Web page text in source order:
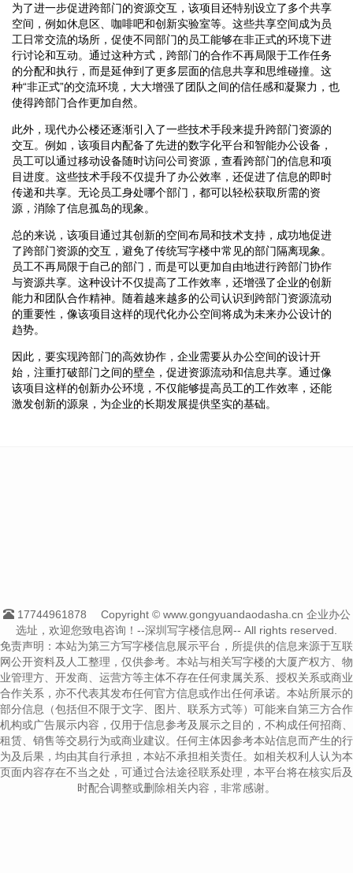
为了进一步促进跨部门的资源交互，该项目还特别设立了多个共享
空间，例如休息区、咖啡吧和创新实验室等。这些共享空间成为员
工日常交流的场所，促使不同部门的员工能够在非正式的环境下进
行讨论和互动。通过这种方式，跨部门的合作不再局限于工作任务
的分配和执行，而是延伸到了更多层面的信息共享和思维碰撞。这
种“非正式”的交流环境，大大增强了团队之间的信任感和凝聚力，也
使得跨部门合作更加自然。
此外，现代办公楼还逐渐引入了一些技术手段来提升跨部门资源的
交互。例如，该项目内配备了先进的数字化平台和智能办公设备，
员工可以通过移动设备随时访问公司资源，查看跨部门的信息和项
目进度。这些技术手段不仅提升了办公效率，还促进了信息的即时
传递和共享。无论员工身处哪个部门，都可以轻松获取所需的资
源，消除了信息孤岛的现象。
总的来说，该项目通过其创新的空间布局和技术支持，成功地促进
了跨部门资源的交互，避免了传统写字楼中常见的部门隔离现象。
员工不再局限于自己的部门，而是可以更加自由地进行跨部门协作
与资源共享。这种设计不仅提高了工作效率，还增强了企业的创新
能力和团队合作精神。随着越来越多的公司认识到跨部门资源流动
的重要性，像该项目这样的现代化办公空间将成为未来办公设计的
趋势。
因此，要实现跨部门的高效协作，企业需要从办公空间的设计开
始，注重打破部门之间的壁垒，促进资源流动和信息共享。通过像
该项目这样的创新办公环境，不仅能够提高员工的工作效率，还能
激发创新的源泉，为企业的长期发展提供坚实的基础。
17744961878
Copyright © www.gongyuandaodasha.cn 企业办公
选址，欢迎您致电咨询！--深圳写字楼信息网-- All rights reserved.
免责声明：本站为第三方写字楼信息展示平台，所提供的信息来源于互联
网公开资料及人工整理，仅供参考。本站与相关写字楼的大厦产权方、物
业管理方、开发商、运营方等主体不存在任何隶属关系、授权关系或商业
合作关系，亦不代表其发布任何官方信息或作出任何承诺。本站所展示的
部分信息（包括但不限于文字、图片、联系方式等）可能来自第三方合作
机构或广告展示内容，仅用于信息参考及展示之目的，不构成任何招商、
租赁、销售等交易行为或商业建议。任何主体因参考本站信息而产生的行
为及后果，均由其自行承担，本站不承担相关责任。如相关权利人认为本
页面内容存在不当之处，可通过合法途径联系处理，本平台将在核实后及
时配合调整或删除相关内容，非常感谢。